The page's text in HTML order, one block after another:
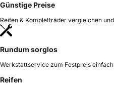
Günstige Preise
Reifen & Kompletträder vergleichen
Rundum sorglos
Werkstattservice zum Festpreis
Reifen